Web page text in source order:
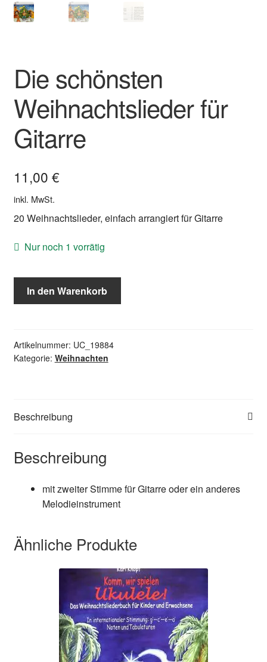
Die schönsten
Weihnachtslieder für
Gitarre
11,00 €
inkl. MwSt.
20 Weihnachtslieder, einfach arrangiert für Gitarre
Nur noch 1 vorrätig
Die
schönsten
Gitarre
Menge
In den Warenkorb
Artikelnummer: UC_19884
Kategorie: Weihnachten
Beschreibung
Beschreibung
mit zweiter Stimme für Gitarre oder ein anderes
Melodieinstrument
Ähnliche Produkte